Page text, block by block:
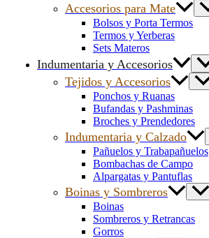
Accesorios para Mate
Bolsos y Porta Termos
Termos y Yerberas
Sets Materos
Indumentaria y Accesorios
Tejidos y Accesorios
Ponchos y Ruanas
Bufandas y Pashminas
Broches y Prendedores
Indumentaria y Calzado
Pañuelos y Trabapañuelos
Bombachas de Campo
Alpargatas y Pantuflas
Boinas y Sombreros
Boinas
Sombreros y Retrancas
Gorros